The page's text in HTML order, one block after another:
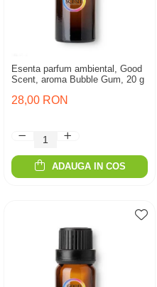
Esenta parfum ambiental, Good
Scent, aroma Bubble Gum, 20 g
28,00 RON
ADAUGA IN COS